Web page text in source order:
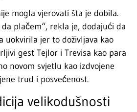
mogla vjerovati šta je dobila.
plačem“, rekla je, dodajući da
uokvirila jer to doživljava kao
gest Tejlor i Trevisa kao para
novom svjetlu kao izdvojene
trud i posvećenost.
velikodušnosti